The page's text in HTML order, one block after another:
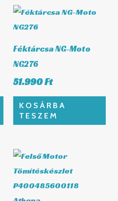
Féktárcsa NG-Moto
NG276
51.990Ft
KOSÁRBA
TESZEM